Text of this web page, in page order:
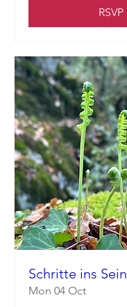
RSVP
Schritte ins Sein
Mon 04 Oct